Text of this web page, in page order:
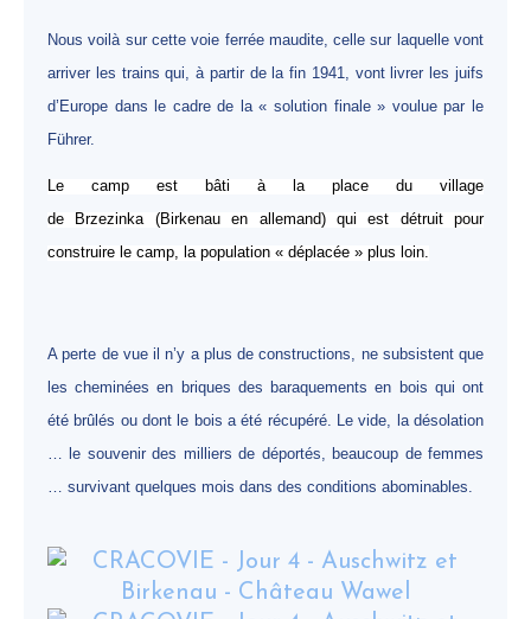
Nous voilà sur cette voie ferrée maudite, celle sur laquelle vont
arriver les trains qui, à partir de la fin 1941, vont livrer les juifs
d’Europe dans le cadre de la « solution finale » voulue par le
Führer.
Le camp est bâti à la place du village
de
Brzezinka(Birkenau en allemand) qui est détruit pour
construire le camp, la population « déplacée » plus loin.
A perte de vue il n’y a plus de constructions, ne subsistent que
les cheminées en briques des baraquements en bois qui ont
été brûlés ou dont le bois a été récupéré. Le vide, la désolation
… le souvenir des milliers de déportés, beaucoup de femmes
… survivant quelques mois dans des conditions abominables.